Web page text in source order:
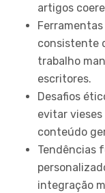
artigos
consistente
trabalho
escritores.
Desafios
evitar
conteúdo
Tendências
integração